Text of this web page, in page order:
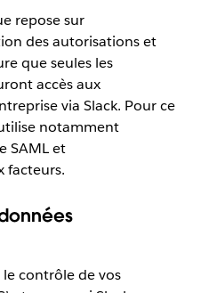
repose sur
des autorisations et
que seules les
accès aux
via Slack. Pour ce
notamment
SAML et
facteurs.
le contrôle de vos